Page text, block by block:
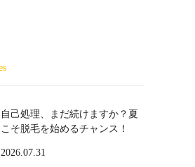
自己処理、まだ続けますか？夏
こそ脱毛を始めるチャンス！
2026.07.31